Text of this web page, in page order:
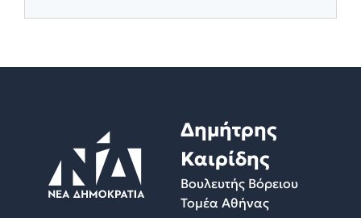
Δημήτρης
Καιρίδης
Βουλευτής Βόρειου
Τομέα Αθήνας